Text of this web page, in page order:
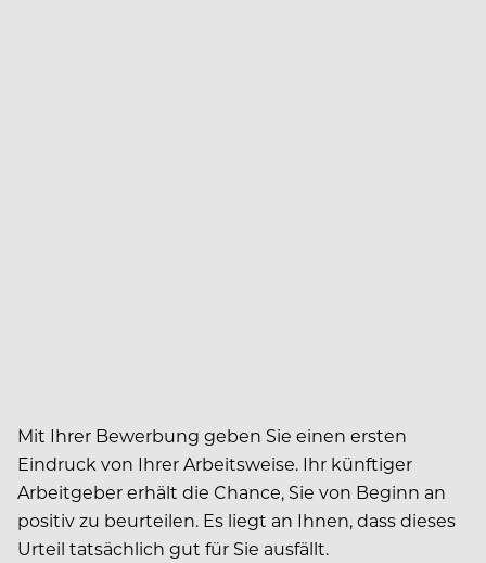
Mit Ihrer Bewerbung geben Sie einen ersten
Eindruck von Ihrer Arbeitsweise. Ihr künftiger
Arbeitgeber erhält die Chance, Sie von Beginn an
positiv zu beurteilen. Es liegt an Ihnen, dass dieses
Urteil tatsächlich gut für Sie ausfällt.